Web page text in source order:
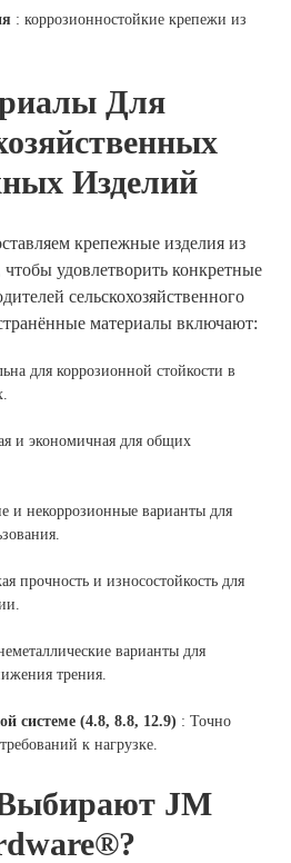
: коррозионностойкие крепежи из
Для
Изделий
крепежные изделия из
удовлетворить конкретные
сельскохозяйственного
материалы включают:
для коррозионной стойкости в
и экономичная для общих
и некоррозионные варианты для
прочность и износостойкость для
варианты для
трения.
системе (4.8, 8.8, 12.9) : Точно
к нагрузке.
JM